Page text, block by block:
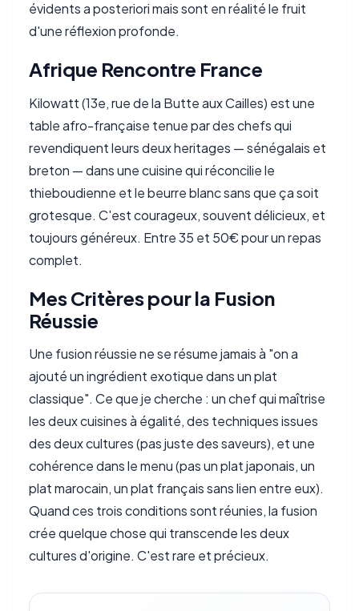
évidents a posteriori mais sont en réalité le fruit
d'une réflexion profonde.
Afrique Rencontre France
Kilowatt (13e, rue de la Butte aux Cailles) est une
table afro-française tenue par des chefs qui
revendiquent leurs deux heritages — sénégalais et
breton — dans une cuisine qui réconcilie le
thieboudienne et le beurre blanc sans que ça soit
grotesque. C'est courageux, souvent délicieux, et
toujours généreux. Entre 35 et 50€ pour un repas
complet.
Mes Critères pour la Fusion
Réussie
Une fusion réussie ne se résume jamais à "on a
ajouté un ingrédient exotique dans un plat
classique". Ce que je cherche : un chef qui maîtrise
les deux cuisines à égalité, des techniques issues
des deux cultures (pas juste des saveurs), et une
cohérence dans le menu (pas un plat japonais, un
plat marocain, un plat français sans lien entre eux).
Quand ces trois conditions sont réunies, la fusion
crée quelque chose qui transcende les deux
cultures d'origine. C'est rare et précieux.